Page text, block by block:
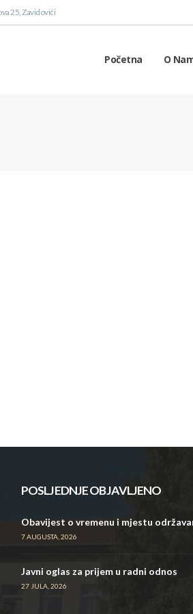
25, Zavidovići
Početna O
POSLJEDNJE OBJAVLJENO
Obavijest o vremenu i mjestu
7 AUGUSTA, 2026
Javni oglas za prijem u radni odnos
27 JULA, 2026